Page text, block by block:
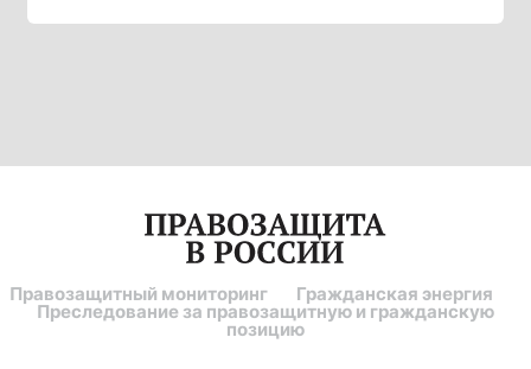
Правозащитный мониторинг Гражданская энергия
Преследование за правозащитную и гражданскую
позицию